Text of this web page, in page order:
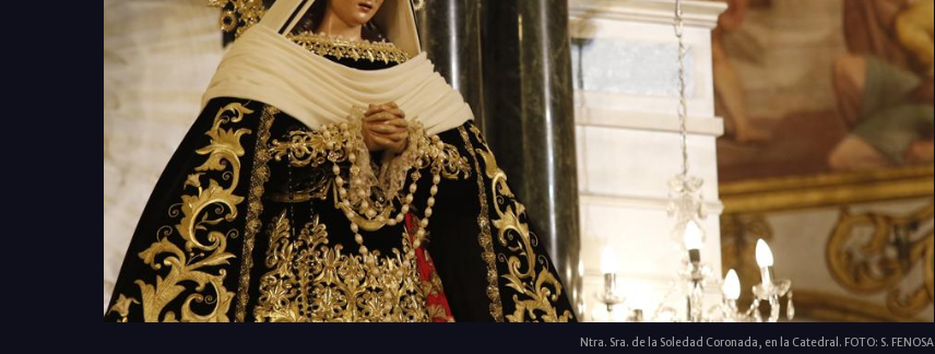
Ntra. Sra. de la Soledad Coronada, en la Catedral. FOTO: S. FENOSA